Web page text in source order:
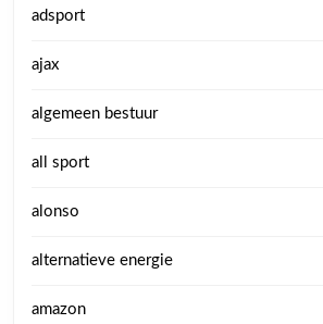
adsport
ajax
algemeen bestuur
all sport
alonso
alternatieve energie
amazon